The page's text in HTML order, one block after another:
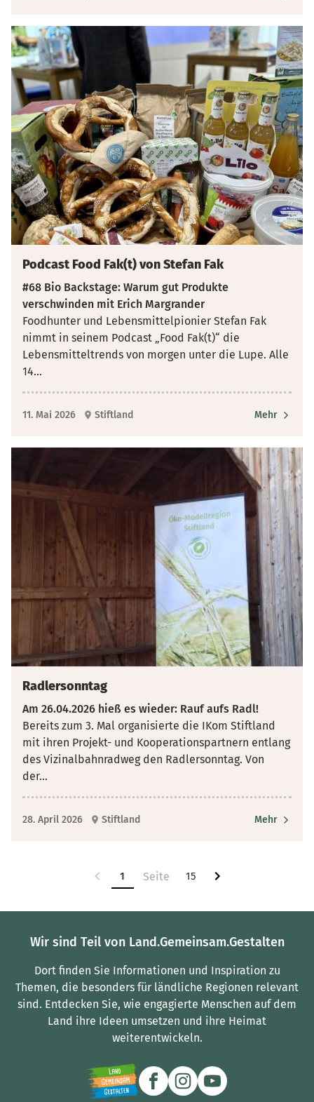
Podcast Food Fak(t) von Stefan Fak
#68 Bio Backstage: Warum gut Produkte
verschwinden mit Erich Margrander
Foodhunter und Lebensmittelpionier Stefan Fak
nimmt in seinem Podcast „Food Fak(t)“ die
Lebensmitteltrends von morgen unter die Lupe. Alle
14...
11. Mai 2026 Stiftland Mehr
Radlersonntag
Am 26.04.2026 hieß es wieder: Rauf aufs Radl!
Bereits zum 3. Mal organisierte die IKom Stiftland
mit ihren Projekt- und Kooperationspartnern entlang
des Vizinalbahnradweg den Radlersonntag. Von
der...
28. April 2026 Stiftland Mehr
1 15
Wir sind Teil von Land.Gemeinsam.Gestalten
Dort finden Sie Informationen und Inspiration zu
Themen, die besonders für ländliche Regionen relevant
sind. Entdecken Sie, wie engagierte Menschen auf dem
Land ihre Ideen umsetzen und ihre Heimat
weiterentwickeln.